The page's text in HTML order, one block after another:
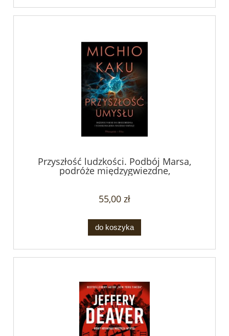
Przyszłość ludzkości. Podbój Marsa,
podróże międzygwiezdne,
nieśmiertelność i nasze miejsce poza
55,00 zł
do koszyka